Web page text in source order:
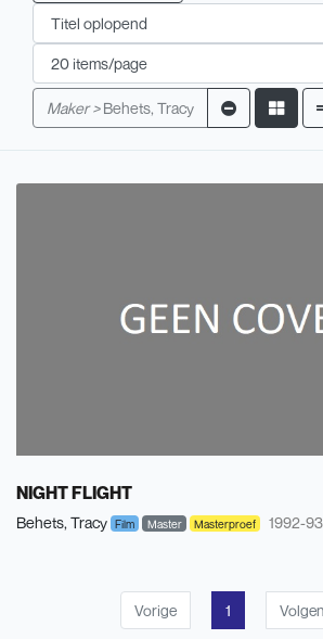
Maker > Behets, Tracy
NIGHT FLIGHT
Behets, Tracy Film Master Masterproef 1992-93
Vorige 1